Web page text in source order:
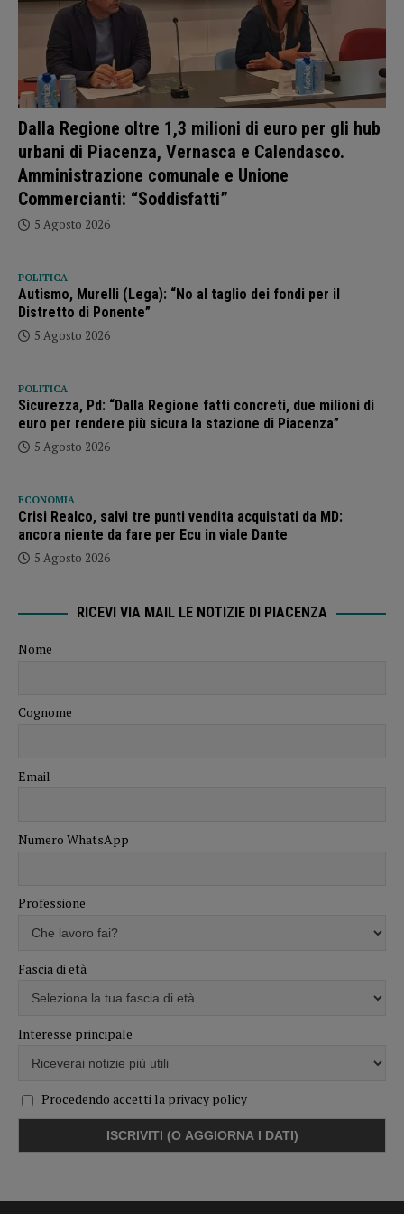
Dalla Regione oltre 1,3 milioni di euro per gli hub
urbani di Piacenza, Vernasca e Calendasco.
Amministrazione comunale e Unione
Commercianti: “Soddisfatti”
5 Agosto 2026
POLITICA
Autismo, Murelli (Lega): “No al taglio dei fondi per il
Distretto di Ponente”
5 Agosto 2026
POLITICA
Sicurezza, Pd: “Dalla Regione fatti concreti, due milioni di
euro per rendere più sicura la stazione di Piacenza”
5 Agosto 2026
ECONOMIA
Crisi Realco, salvi tre punti vendita acquistati da MD:
ancora niente da fare per Ecu in viale Dante
5 Agosto 2026
RICEVI VIA MAIL LE NOTIZIE DI PIACENZA
Nome
Cognome
Email
Numero WhatsApp
Professione
Fascia di età
Interesse principale
Procedendo accetti la privacy policy